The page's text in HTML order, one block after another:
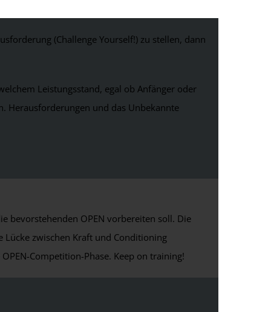
(Challenge Yourself!) zu stellen, dann
Leistungsstand, egal ob Anfänger oder
Herausforderungen und das Unbekannte
bevorstehenden OPEN vorbereiten soll. Die
Lücke zwischen Kraft und Conditioning
Competition-Phase. Keep on training!